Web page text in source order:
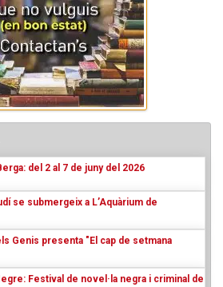
del 2 al 7 de juny del 2026
se submergeix a L’Aquàrium de
Genis presenta "El cap de setmana
Festival de novel·la negra i criminal de